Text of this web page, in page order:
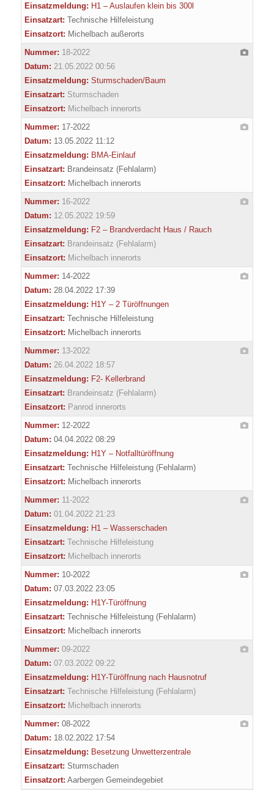
Einsatzmeldung: H1 – Auslaufen klein bis 300l
Einsatzart: Technische Hilfeleistung
Einsatzort: Michelbach außerorts
Nummer: 18-2022
Datum: 21.05.2022 00:56
Einsatzmeldung: Sturmschaden/Baum
Einsatzart: Sturmschaden
Einsatzort: Michelbach innerorts
Nummer: 17-2022
Datum: 13.05.2022 11:12
Einsatzmeldung: BMA-Einlauf
Einsatzart: Brandeinsatz (Fehlalarm)
Einsatzort: Michelbach innerorts
Nummer: 16-2022
Datum: 12.05.2022 19:59
Einsatzmeldung: F2 – Brandverdacht Haus / Rauch
Einsatzart: Brandeinsatz (Fehlalarm)
Einsatzort: Michelbach innerorts
Nummer: 14-2022
Datum: 28.04.2022 17:39
Einsatzmeldung: H1Y – 2 Türöffnungen
Einsatzart: Technische Hilfeleistung
Einsatzort: Michelbach innerorts
Nummer: 13-2022
Datum: 26.04.2022 18:57
Einsatzmeldung: F2- Kellerbrand
Einsatzart: Brandeinsatz (Fehlalarm)
Einsatzort: Panrod innerorts
Nummer: 12-2022
Datum: 04.04.2022 08:29
Einsatzmeldung: H1Y – Notfalltüröffnung
Einsatzart: Technische Hilfeleistung (Fehlalarm)
Einsatzort: Michelbach innerorts
Nummer: 11-2022
Datum: 01.04.2022 21:23
Einsatzmeldung: H1 – Wasserschaden
Einsatzart: Technische Hilfeleistung
Einsatzort: Michelbach innerorts
Nummer: 10-2022
Datum: 07.03.2022 23:05
Einsatzmeldung: H1Y-Türöffnung
Einsatzart: Technische Hilfeleistung (Fehlalarm)
Einsatzort: Michelbach innerorts
Nummer: 09-2022
Datum: 07.03.2022 09:22
Einsatzmeldung: H1Y-Türöffnung nach Hausnotruf
Einsatzart: Technische Hilfeleistung (Fehlalarm)
Einsatzort: Michelbach innerorts
Nummer: 08-2022
Datum: 18.02.2022 17:54
Einsatzmeldung: Besetzung Unwetterzentrale
Einsatzart: Sturmschaden
Einsatzort: Aarbergen Gemeindegebiet